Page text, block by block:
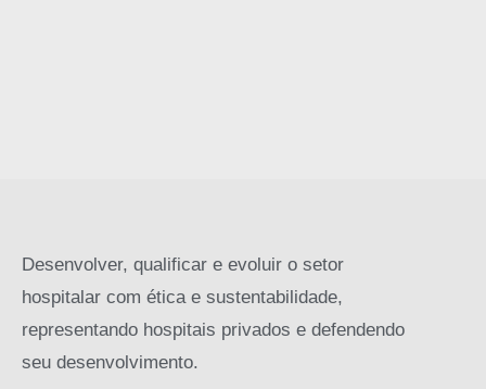
Desenvolver, qualificar e evoluir o setor
hospitalar com ética e sustentabilidade,
representando hospitais privados e defendendo
seu desenvolvimento.